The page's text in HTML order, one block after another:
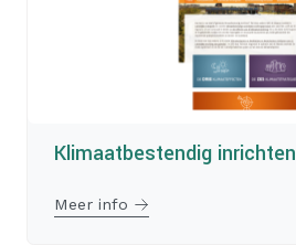
Klimaatbestendig inrichten
Meer info